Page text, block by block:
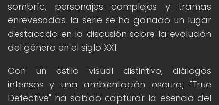
sombrío, personajes complejos y tramas
enrevesadas, la serie se ha ganado un lugar
destacado en la discusión sobre la evolución
del género en el siglo XXI.
Con un estilo visual distintivo, diálogos
intensos y una ambientación oscura, "True
Detective" ha sabido capturar la esencia del